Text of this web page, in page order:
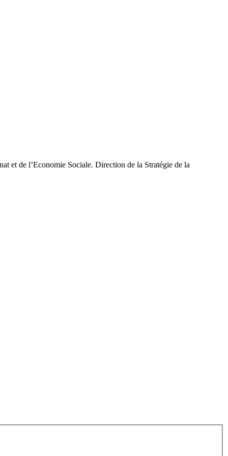
et de l’Economie Sociale. Direction de la Stratégie de la